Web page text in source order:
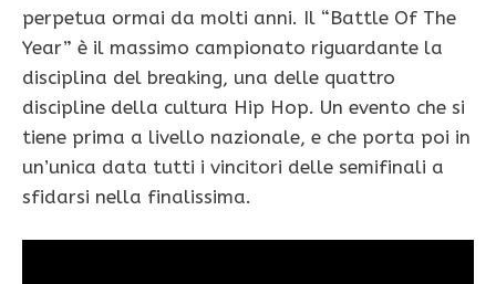
perpetua ormai da molti anni. Il “Battle Of The
Year” è il massimo campionato riguardante la
disciplina del breaking, una delle quattro
discipline della cultura Hip Hop. Un evento che si
tiene prima a livello nazionale, e che porta poi in
un’unica data tutti i vincitori delle semifinali a
sfidarsi nella finalissima.